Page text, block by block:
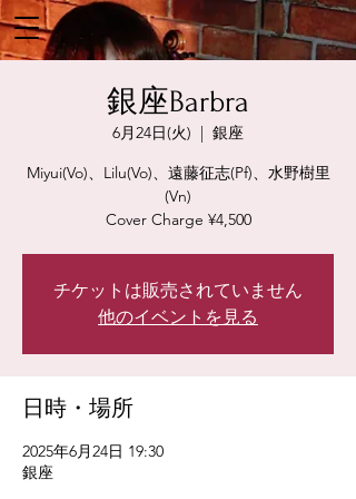
銀座Barbra
6月24日(火)
  |
銀座
Miyui(Vo)、Lilu(Vo)、遠藤征志(Pf)、水野樹里
(Vn)
Cover Charge ¥4,500
チケットは販売されていません
他のイベントを見る
日時・場所
2025年6月24日 19:30
銀座